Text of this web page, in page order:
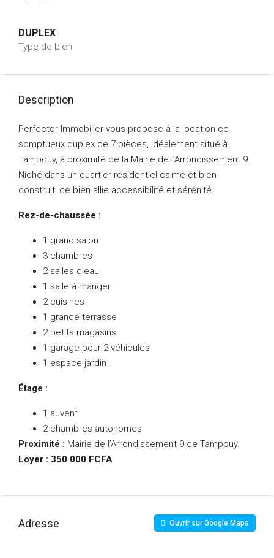
DUPLEX
Type de bien
Description
Perfector Immobilier vous propose à la location ce
somptueux duplex de 7 pièces, idéalement situé à
Tampouy, à proximité de la Mairie de l’Arrondissement 9.
Niché dans un quartier résidentiel calme et bien
construit, ce bien allie accessibilité et sérénité.
Rez-de-chaussée :
1 grand salon
3 chambres
2 salles d’eau
1 salle à manger
2 cuisines
1 grande terrasse
2 petits magasins
1 garage pour 2 véhicules
1 espace jardin
Étage :
1 auvent
2 chambres autonomes
Proximité : Mairie de l’Arrondissement 9 de Tampouy.
Loyer : 350 000 FCFA
Adresse Ouvrir sur Google Maps